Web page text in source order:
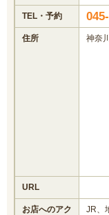
TEL・予約
住所 神奈
URL
お店へのアク
JR、